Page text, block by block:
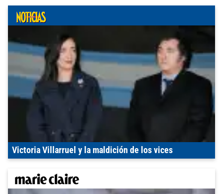
Victoria Villarruel y la maldición de los vices